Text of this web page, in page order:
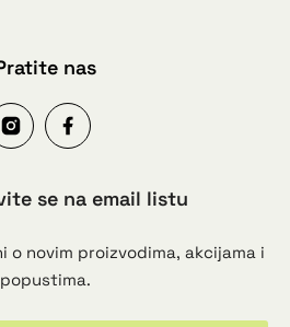
nas
se na email listu
o novim proizvodima, akcijama i
popustima.